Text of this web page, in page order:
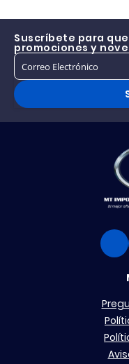
Suscríbete para
promociones y